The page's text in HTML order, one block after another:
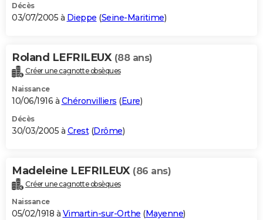
Décès
03/07/2005 à Dieppe (Seine-Maritime)
Roland LEFRILEUX (88 ans)
Créer une cagnotte obsèques
Naissance
10/06/1916 à Chéronvilliers (Eure)
Décès
30/03/2005 à Crest(Drôme)
Madeleine LEFRILEUX (86 ans)
Créer une cagnotte obsèques
Naissance
05/02/1918 à Vimartin-sur-Orthe (Mayenne)